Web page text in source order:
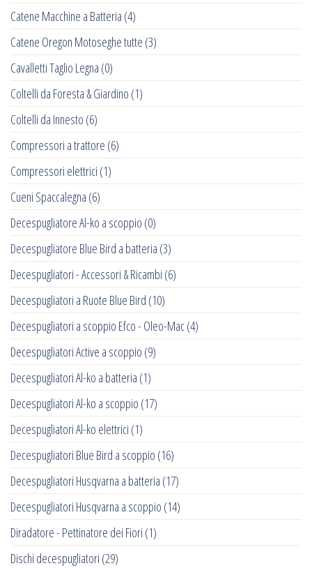
Catene Macchine a Batteria (4)
Catene Oregon Motoseghe tutte (3)
Cavalletti Taglio Legna (0)
Coltelli da Foresta & Giardino (1)
Coltelli da Innesto (6)
Compressori a trattore (6)
Compressori elettrici (1)
Cueni Spaccalegna (6)
Decespugliatore Al-ko a scoppio (0)
Decespugliatore Blue Bird a batteria (3)
Decespugliatori - Accessori & Ricambi (6)
Decespugliatori a Ruote Blue Bird (10)
Decespugliatori a scoppio Efco - Oleo-Mac(4)
Decespugliatori Active a scoppio (9)
Decespugliatori Al-ko a batteria (1)
Decespugliatori Al-ko a scoppio (17)
Decespugliatori Al-ko elettrici (1)
Decespugliatori Blue Bird a scoppio (16)
Decespugliatori Husqvarna a batteria (17)
Decespugliatori Husqvarna a scoppio (14)
Diradatore - Pettinatore dei Fiori (1)
Dischi decespugliatori (29)